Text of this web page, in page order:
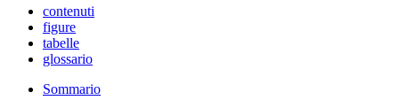
contenuti
figure
tabelle
glossario
Sommario